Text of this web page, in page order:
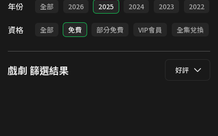
年份 全部 2026 2025 2024 2023 2022
資格 全部 免費 部分免費 VIP會員 全集兌換
戲劇 篩選結果 好評